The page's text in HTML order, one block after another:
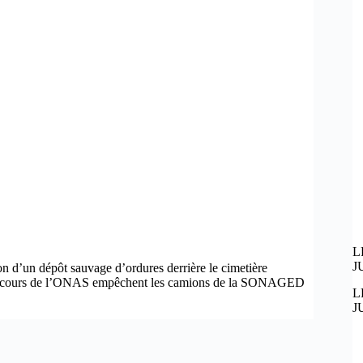
d’un dépôt sauvage d’ordures derrière le cimetière
de l’ONAS empêchent les camions de la SONAGED